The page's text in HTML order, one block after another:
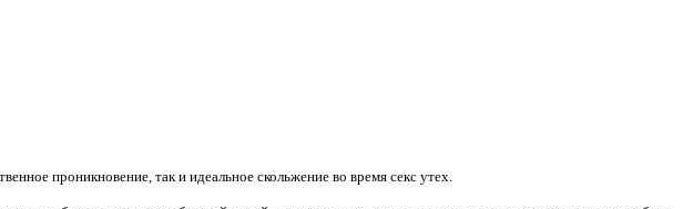
проникновение, так и идеальное скольжение во время секс утех.